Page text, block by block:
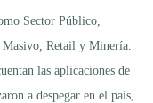
Sector Público,
Retail y Minería.
las aplicaciones de
a despegar en el país,